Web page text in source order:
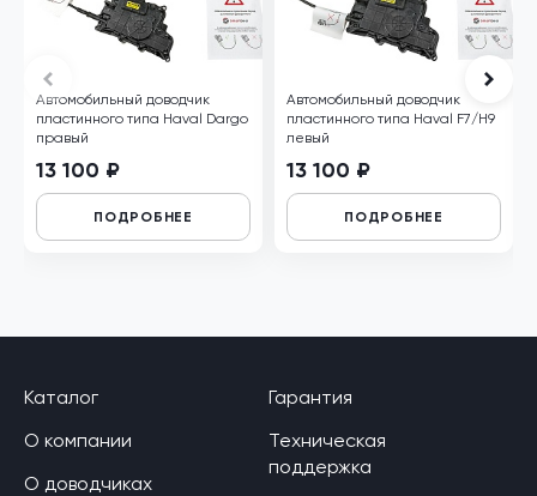
Автомобильный доводчик
пластинного типа Haval Dargo
правый
13 100 ₽
ПОДРОБНЕЕ
Автомобильный доводчик
пластинного типа Haval F7/H9
левый
13 100 ₽
ПОДРОБНЕЕ
Каталог
О компании
О доводчиках
Гарантия
Техническая
поддержка